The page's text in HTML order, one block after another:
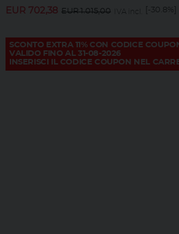
EUR 702,38 EUR1.015,00 IVA incl. [-30.8%]
SCONTO EXTRA 11% CON CODICE
VALIDO FINO AL 31-08-2026
INSERISCI IL CODICE COUPON NEL